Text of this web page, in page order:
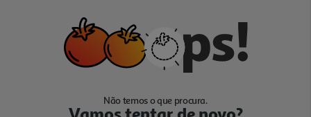
Não temos o que procura.